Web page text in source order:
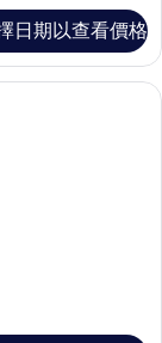
日期以查看價格
煙房, 不可攜帶寵物